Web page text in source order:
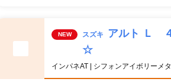
NEW スズキ
アルト Ｌ
☆
インパネAT | シフォンアイボリー